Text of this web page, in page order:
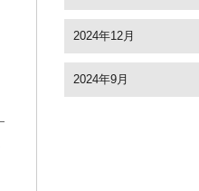
2024年12月
2024年9月